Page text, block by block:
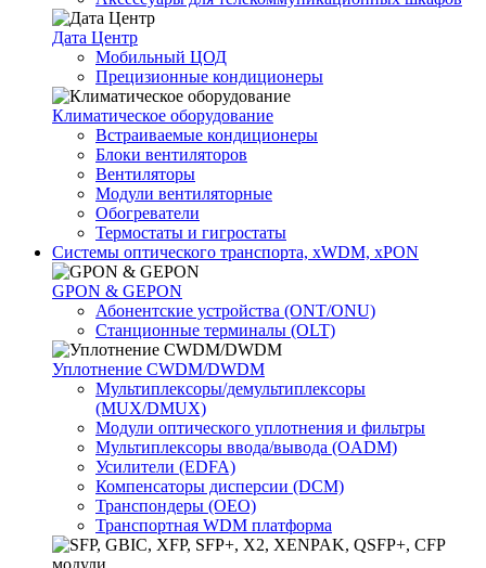
Дата Центр
Мобильный ЦОД
Прецизионные кондиционеры
Климатичeское оборудование
Встраиваемые кондиционеры
Блоки вентиляторов
Вентиляторы
Модули вентиляторные
Обогреватели
Термостаты и гигростаты
Системы оптического транспорта, xWDM, xPON
GPON & GEPON
Абонентские устройства (ONT/ONU)
Станционные терминалы (OLT)
Уплотнение CWDM/DWDM
Мультиплексоры/демультиплексоры
(MUX/DMUX)
Модули оптического уплотнения и фильтры
Мультиплексоры ввода/вывода (OADM)
Усилители (EDFA)
Компенсаторы дисперсии (DCM)
Транспондеры (OEO)
Транспортная WDM платформа